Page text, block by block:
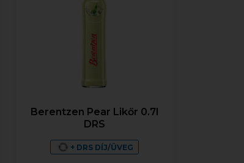
Berentzen Pear Likőr 0.7l
DRS
+ DRS DÍJ/ÜVEG